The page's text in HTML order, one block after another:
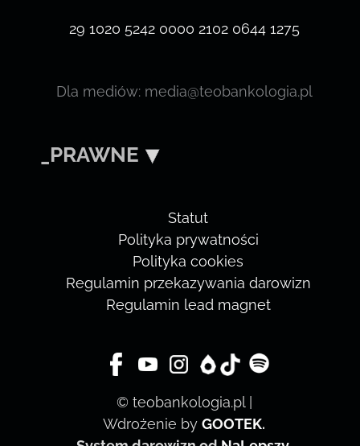
29 1020 5242 0000 2102 0644 1275
Dla mediów: media@teobankologia.pl
_PRAWNE
Statut
Polityka prywatności
Polityka cookies
Regulamin przekazywania darowizn
Regulamin lead magnet
© teobankologia.pl |
Wdrożenie by GOOTEK.